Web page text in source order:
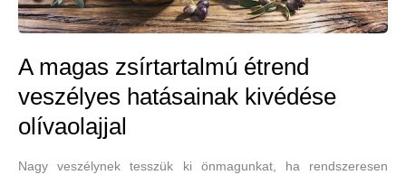
A magas zsírtartalmú étrend
veszélyes hatásainak kivédése
olívaolajjal
Nagy veszélynek tesszük ki önmagunkat, ha rendszeresen